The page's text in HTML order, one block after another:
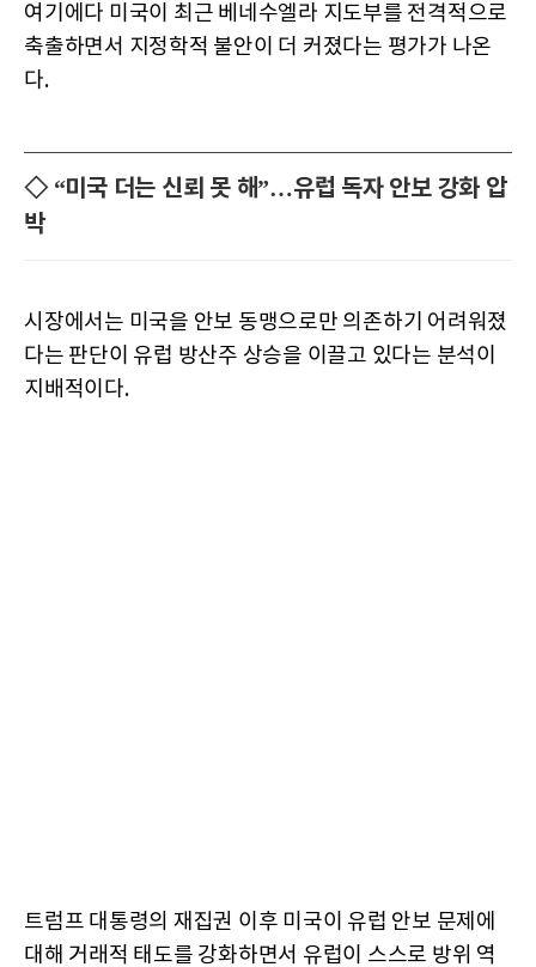
여기에다 미국이 최근 베네수엘라 지도부를 전격적으로
축출하면서 지정학적 불안이 더 커졌다는 평가가 나온
다.
◇ “미국 더는 신뢰 못 해”…유럽 독자 안보 강화 압
박
시장에서는 미국을 안보 동맹으로만 의존하기 어려워졌
다는 판단이 유럽 방산주 상승을 이끌고 있다는 분석이
지배적이다.
트럼프 대통령의 재집권 이후 미국이 유럽 안보 문제에
대해 거래적 태도를 강화하면서 유럽이 스스로 방위 역